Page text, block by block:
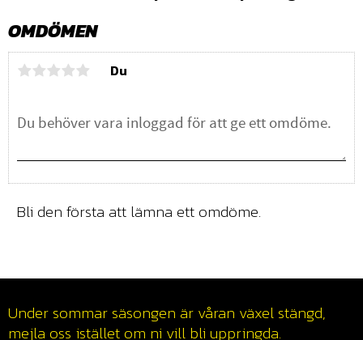
OMDÖMEN
Du
Bli den första att lämna ett omdöme.
Under sommar säsongen är våran växel stängd,
mejla oss istället om ni vill bli uppringda.